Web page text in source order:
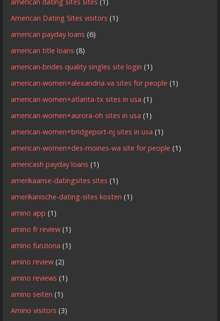
American Dating Sites visitors (1)
american payday loans (6)
american title loans (8)
american-brides quality singles site login (1)
american-women+alexandria-va sites for people (1)
american-women+atlanta-tx sites in usa (1)
american-women+aurora-oh sites in usa (1)
american-women+bridgeport-nj sites in usa (1)
american-women+des-moines-wa site for people (1)
americash payday loans (1)
amerikaanse-datingsites sites (1)
amerikanische-dating-sites kosten (1)
amino app (1)
amino fr review (1)
amino funziona (1)
amino review (2)
amino reviews (1)
amino seiten (1)
Amino visitors (3)